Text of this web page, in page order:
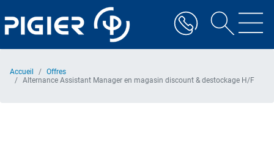
au
contenu
Accueil
Offres
Alternance Assistant Manager en magasin discount & destockage H/F